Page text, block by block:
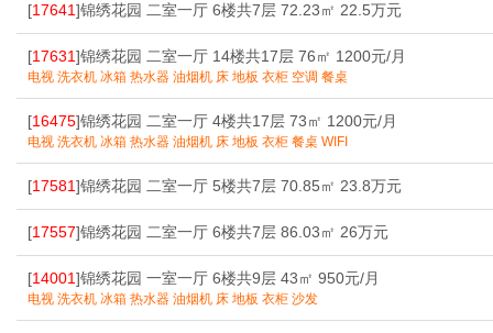
[17641]锦绣花园 二室一厅 6楼共7层 72.23㎡ 22.5万元
[17631]锦绣花园 二室一厅 14楼共17层 76㎡ 1200元/月
电视 洗衣机 冰箱 热水器 油烟机 床 地板 衣柜 空调 餐桌
[16475]锦绣花园 二室一厅 4楼共17层 73㎡ 1200元/月
电视 洗衣机 冰箱 热水器 油烟机 床 地板 衣柜 餐桌 WIFI
[17581]锦绣花园 二室一厅 5楼共7层 70.85㎡ 23.8万元
[17557]锦绣花园 二室一厅 6楼共7层 86.03㎡ 26万元
[14001]锦绣花园 一室一厅 6楼共9层 43㎡ 950元/月
电视 洗衣机 冰箱 热水器 油烟机 床 地板 衣柜 沙发